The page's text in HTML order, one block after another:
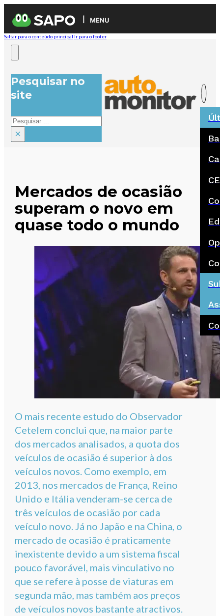
MENU
Saltar para o conteúdo principal Ir para o footer
Pesquisar no
site
Pesquisar
×
Mercados de ocasião
superam o novo em
quase todo o mundo
O mais recente estudo do Observador
Cetelem conclui que, na maior parte
dos mercados analisados, a quota dos
veículos de ocasião é superior à dos
veículos novos. Como exemplo, em
2013, nos mercados de França, Reino
Unido e Itália venderam-se cerca de
três veículos de ocasião por cada
veículo novo. Já no Japão e na China, o
mercado de ocasião é praticamente
inexistente devido a um sistema fiscal
pouco favorável, mais vinculativo no
que se refere à posse de viaturas em
segunda mão, mas também aos preços
de veículos novos bastante atractivos.